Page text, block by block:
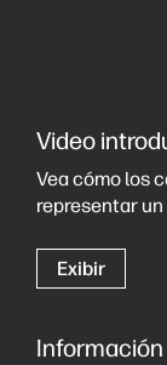
Video
Vea cómo los
representar
Exibir
Información